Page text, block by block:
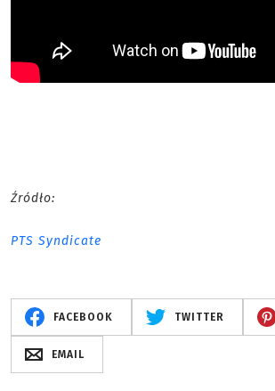
Źródło:
PTS Syndicate
FACEBOOK TWITTER
EMAIL